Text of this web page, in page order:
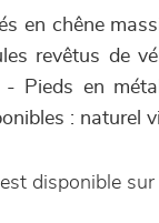
en chêne
revêtus de
Pieds en
: naturel
disponible